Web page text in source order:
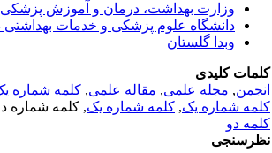
وزارت بهداشت، درمان و آموزش پزشکی
دانشگاه علوم پزشکی و خدمات بهداشتی
وبدا گلستان
کلیدی
,مجله علمی, مقاله علمی, کلمه شماره یک
شماره یک,کلمه شماره یک, کلمه شماره
دو